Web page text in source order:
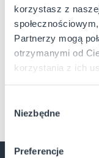
korzystasz z
Partnerzy mogą
otrzymanymi od
korzystania z ich
zgody
Niezbędne
Preferencje
RF i RFID: jak
technologie,
12/05/2026
RFID